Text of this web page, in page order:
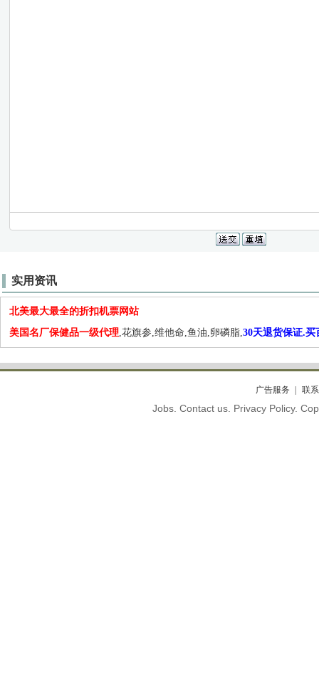
实用资讯
北美最大最全的折扣机票网站
美国名厂保健品一级代理,花旗参,维他命,鱼油,卵磷脂,30天退货保证.买
广告服务 联
Jobs. Contact us. Privacy Policy.